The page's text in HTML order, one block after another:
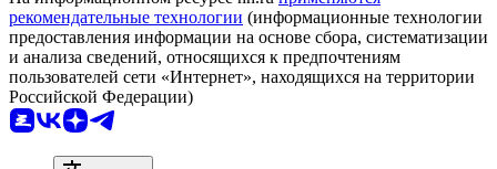
рекомендательные технологии (информационные технологии
предоставления информации на основе сбора, систематизации
и анализа сведений, относящихся к предпочтениям
пользователей сети «Интернет», находящихся на территории
Российской Федерации)